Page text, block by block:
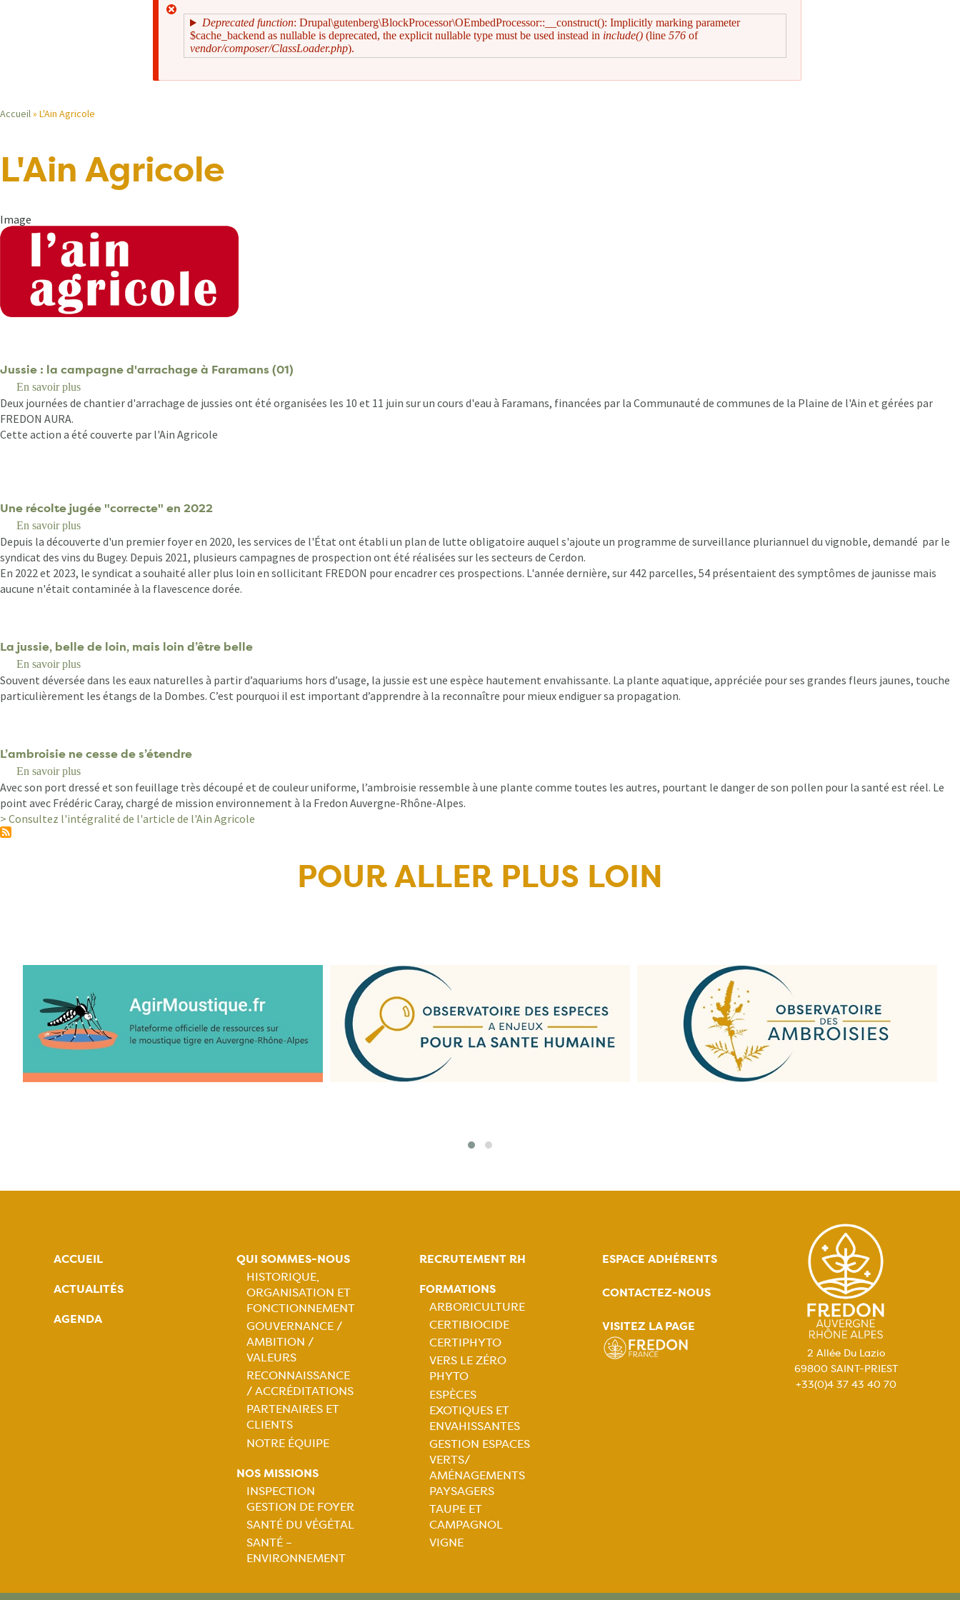
Message
d'erreur
Deprecated function: Drupal\gutenberg\BlockProcessor\OEmbedProcessor::__construct(): Implicitly marking parameter
$cache_backend as nullable is deprecated, the explicit nullable type must be used instead in include() (line 576 of
vendor/composer/ClassLoader.php).
Fil
d'Ariane
Accueil L'Ain Agricole
L'Ain Agricole
Image
Jussie : la campagne d'arrachage à Faramans (01)
En savoir plus
Jussie
la
(01)
Deux journées de chantier d'arrachage de jussies ont été organisées les 10 et 11 juin sur un cours d'eau à Faramans, financées par la Communauté de communes de la Plaine de l'Ain et gérées par
FREDON AURA.
Cette action a été couverte par l'Ain Agricole
Une récolte jugée "correcte" en 2022
En savoir plus
Une
récolte
jugée
"correcte"
Depuis la découverte d'un premier foyer en 2020, les services de l'État ont établi un plan de lutte obligatoire auquel s'ajoute un programme de surveillance pluriannuel du vignoble, demandé par le
syndicat des vins du Bugey. Depuis 2021, plusieurs campagnes de prospection ont été réalisées sur les secteurs de Cerdon.
En 2022 et 2023, le syndicat a souhaité aller plus loin en sollicitant FREDON pour encadrer ces prospections. L'année dernière, sur 442 parcelles, 54 présentaient des symptômes de jaunisse mais
aucune n'était contaminée à la flavescence dorée.
La jussie, belle de loin, mais loin d’être belle
En savoir plus
La
jussie,
mais
d’être
belle
Souvent déversée dans les eaux naturelles à partir d’aquariums hors d’usage, la jussie est une espèce hautement envahissante. La plante aquatique, appréciée pour ses grandes fleurs jaunes, touche
particulièrement les étangs de la Dombes. C’est pourquoi il est important d’apprendre à la reconnaître pour mieux endiguer sa propagation.
L’ambroisie ne cesse de s’étendre
En savoir plus
L’ambroisie
ne
cesse
Avec son port dressé et son feuillage très découpé et de couleur uniforme, l’ambroisie ressemble à une plante comme toutes les autres, pourtant le danger de son pollen pour la santé est réel. Le
point avec Frédéric Caray, chargé de mission environnement à la Fredon Auvergne-Rhône-Alpes.
> Consultez l'intégralité de l'article de l'Ain Agricole
POUR ALLER PLUS LOIN
ACCUEIL
ACTUALITÉS
AGENDA
QUI SOMMES-NOUS
Navigation
principale
HISTORIQUE,
ORGANISATION ET
FONCTIONNEMENT
GOUVERNANCE /
AMBITION /
VALEURS
RECONNAISSANCE
/ ACCRÉDITATIONS
PARTENAIRES ET
CLIENTS
NOTRE ÉQUIPE
NOS MISSIONS
Navigation
principale
INSPECTION
GESTION DE FOYER
SANTÉ DU VÉGÉTAL
SANTÉ –
ENVIRONNEMENT
RECRUTEMENT RH
FORMATIONS
Navigation
principale
ARBORICULTURE
CERTIBIOCIDE
CERTIPHYTO
VERS LE ZÉRO
PHYTO
ESPÈCES
EXOTIQUES ET
ENVAHISSANTES
GESTION ESPACES
VERTS/
AMÉNAGEMENTS
PAYSAGERS
TAUPE ET
CAMPAGNOL
VIGNE
ESPACE ADHÉRENTS
CONTACTEZ-NOUS
VISITEZ LA PAGE
2 Allée Du Lazio
69800 SAINT-PRIEST
+33(0)4 37 43 40 70